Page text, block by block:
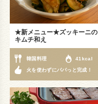
★新メニュー★ズッキーニの
キムチ和え
韓国料理 41kcal
火を使わずにパパっと完成！